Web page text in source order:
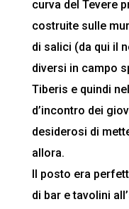
curva del Tevere
costruite sulle
di salici (da qui il
diversi in campo
Tiberis e quindi
d’incontro dei
desiderosi di
allora.
Il posto era
di bar e tavolini